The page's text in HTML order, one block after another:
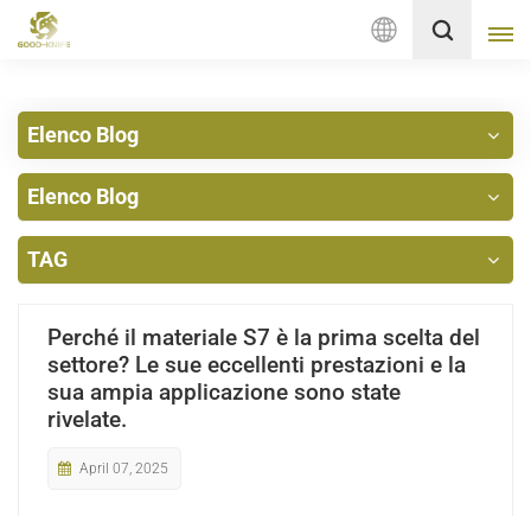
Italiano
italiano
Elenco Blog
Elenco Blog
TAG
Perché il materiale S7 è la prima scelta del
settore? Le sue eccellenti prestazioni e la
sua ampia applicazione sono state
rivelate.
April 07, 2025